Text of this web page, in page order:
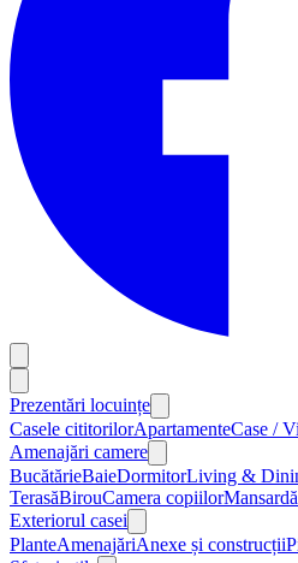
Prezentări locuințe
Casele cititorilorApartamenteCase /
Amenajări camere
BucătărieBaieDormitorLiving &
TerasăBirouCamera copiilor
Exteriorul casei
PlanteAmenajăriAnexe și construcții